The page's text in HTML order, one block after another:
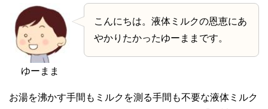
ゆーまま
こんにちは。液体ミルクの恩恵にあ
やかりたかったゆーままです。
お湯を沸かす手間もミルクを測る手間も不要な液体ミルク